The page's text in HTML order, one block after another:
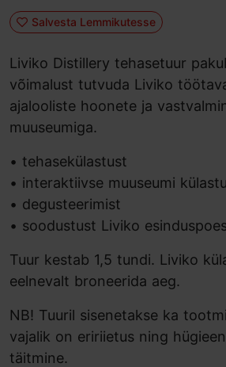
Salvesta Lemmikutesse
Liviko Distillery tehasetuur
võimalust tutvuda Liviko
ajalooliste hoonete ja
muuseumiga.
• tehasekülastust
• interaktiivse muuseumi
• degusteerimist
• soodustust Liviko
Tuur kestab 1,5 tundi. Liviko
eelnevalt broneerida aeg.
NB! Tuuril sisenetakse ka
vajalik on eririietus ning
täitmine.